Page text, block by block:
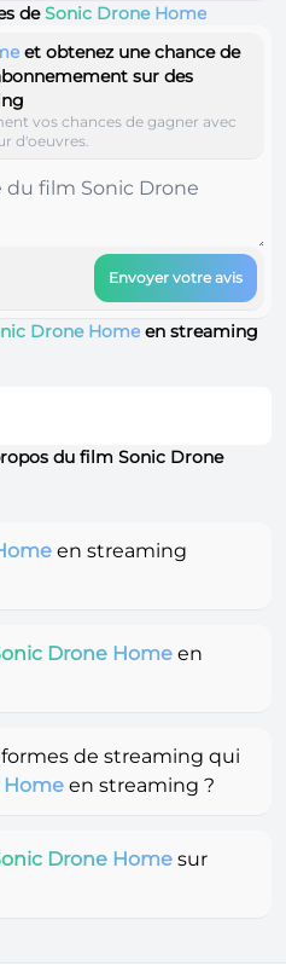
deSonic Drone Home
et obtenez une chance de
sur des
vos chances de gagner avec
d'oeuvres.
Envoyer votre avis
Drone Home en streaming
du film Sonic Drone
en streaming
Drone Homeen
de streaming qui
Home en streaming ?
Drone Homesur